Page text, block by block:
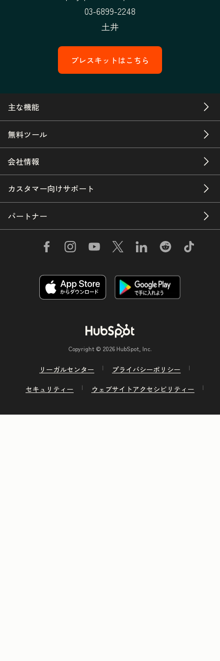
03-6899-2248
土井
プレスキットはこちら
主な機能
無料ツール
会社情報
カスタマー向けサポート
パートナー
Copyright © 2026 HubSpot, Inc.
リーガルセンター
プライバシーポリシー
セキュリティー
ウェブサイトアクセシビリティー